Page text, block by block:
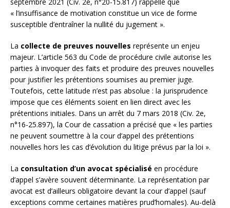
« l’insuffisance de motivation constitue un vice de forme
susceptible d’entraîner la nullité du jugement ».
La collecte de preuves nouvelles représente un enjeu
majeur. L’article 563 du Code de procédure civile autorise les
parties à invoquer des faits et produire des preuves nouvelles
pour justifier les prétentions soumises au premier juge.
Toutefois, cette latitude n’est pas absolue : la jurisprudence
impose que ces éléments soient en lien direct avec les
prétentions initiales. Dans un arrêt du 7 mars 2018 (Civ. 2e,
n°16-25.897), la Cour de cassation a précisé que « les parties
ne peuvent soumettre à la cour d’appel des prétentions
nouvelles hors les cas d’évolution du litige prévus par la loi ».
La consultation d’un avocat spécialisé en procédure
d’appel s’avère souvent déterminante. La représentation par
avocat est d’ailleurs obligatoire devant la cour d’appel (sauf
exceptions comme certaines matières prud’homales). Au-delà